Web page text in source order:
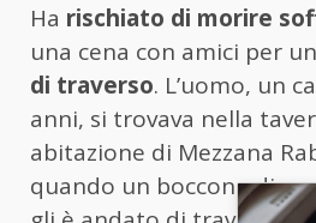
Ha rischiato di morire
una cena con amici per un
di traverso. L’uomo, un
anni, si trovava nella
abitazione di Mezzana
quando un boccone di